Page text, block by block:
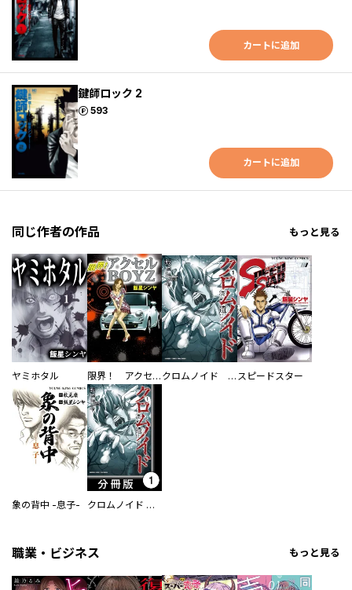
カートに追加
鍵師ロック 2
593
ポイント
カートに追加
同じ作者の作品 もっと見る
ヤミホタル 限界！ アクセルＢＯＹＺ クロムノイド 混合遺伝子 スピードスター
象の背中 -息子- クロムノイド 混合遺伝子【分冊版】
職業・ビジネス もっと見る